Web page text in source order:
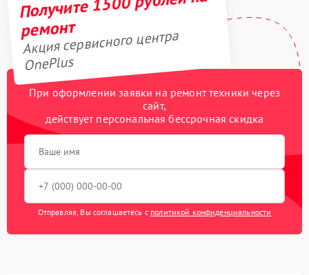
ремонт
Акция сервисного центра
OnePlus
При оформлении заявки на ремонт техники через
сайт,
действует персональная бессрочная скидка
Отправляя, Вы соглашаетесь с политикой конфиденциальности